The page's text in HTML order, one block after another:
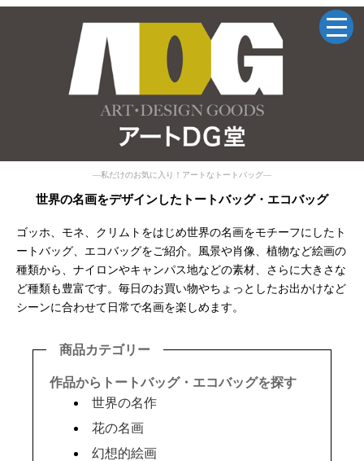
—私だけのお気に入り！アートなトートバッグ—
世界の名画をデザインしたトートバッグ・エコバッグ
ゴッホ、モネ、クリムトをはじめ世界の名画をモチーフにしたト
ートバッグ、エコバッグをご紹介。風景や肖像、植物など絵画の
種類から、ナイロンやキャンパス地などの素材、さらに大きさな
ど種類も豊富です。毎日のお買い物やちょっとしたお出かけなど
シーンに合わせて日常で名画を楽しめます。
商品カテゴリー
作品からトートバッグ・エコバッグを探す
世界の名作
花の名画
幻想的絵画